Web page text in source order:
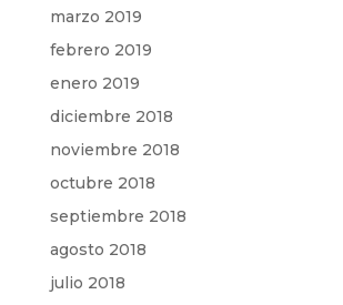
marzo 2019
febrero 2019
enero 2019
diciembre 2018
noviembre 2018
octubre 2018
septiembre 2018
agosto 2018
julio 2018